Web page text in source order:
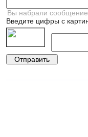
Введите цифры с